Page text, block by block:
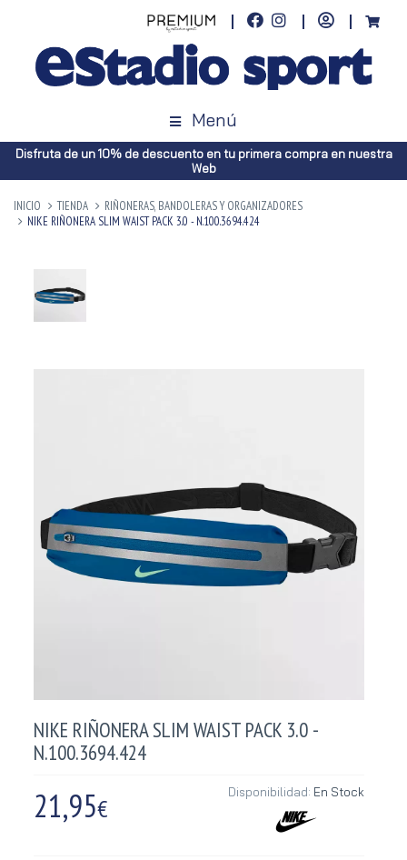
Menú
Disfruta de un 10% de descuento en tu primera compra en nuestra
Web
INICIO TIENDA
RIÑONERAS, BANDOLERAS Y ORGANIZADORES
NIKE RIÑONERA SLIM WAIST PACK 3.0 - N.100.3694.424
NIKE RIÑONERA SLIM WAIST PACK 3.0 -
N.100.3694.424
21,95€
Disponibilidad: En Stock